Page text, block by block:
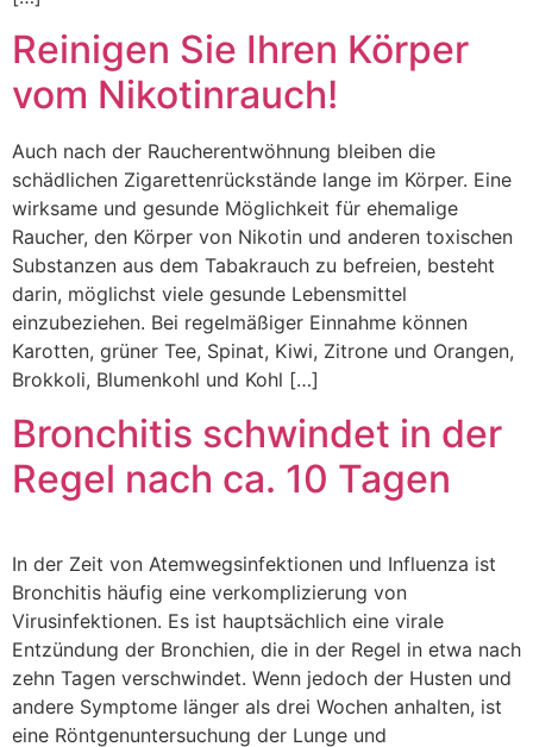
Reinigen Sie Ihren Körper
vom Nikotinrauch!
Auch nach der Raucherentwöhnung bleiben die
schädlichen Zigarettenrückstände lange im Körper. Eine
wirksame und gesunde Möglichkeit für ehemalige
Raucher, den Körper von Nikotin und anderen toxischen
Substanzen aus dem Tabakrauch zu befreien, besteht
darin, möglichst viele gesunde Lebensmittel
einzubeziehen. Bei regelmäßiger Einnahme können
Karotten, grüner Tee, Spinat, Kiwi, Zitrone und Orangen,
Brokkoli, Blumenkohl und Kohl […]
Bronchitis schwindet in der
Regel nach ca. 10 Tagen
In der Zeit von Atemwegsinfektionen und Influenza ist
Bronchitis häufig eine verkomplizierung von
Virusinfektionen. Es ist hauptsächlich eine virale
Entzündung der Bronchien, die in der Regel in etwa nach
zehn Tagen verschwindet. Wenn jedoch der Husten und
andere Symptome länger als drei Wochen anhalten, ist
eine Röntgenuntersuchung der Lunge und